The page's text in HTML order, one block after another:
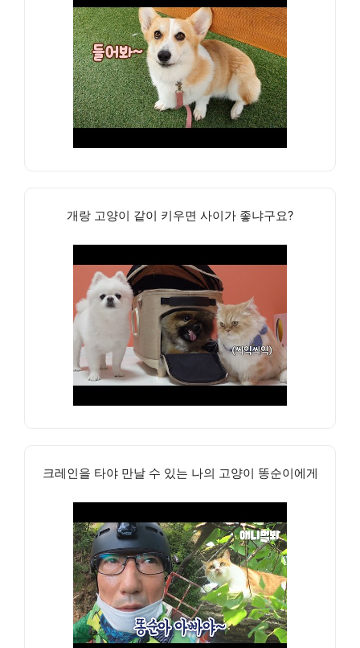
개랑 고양이 같이 키우면 사이가 좋냐구요?
크레인을 타야 만날 수 있는 나의 고양이 똥순이에게